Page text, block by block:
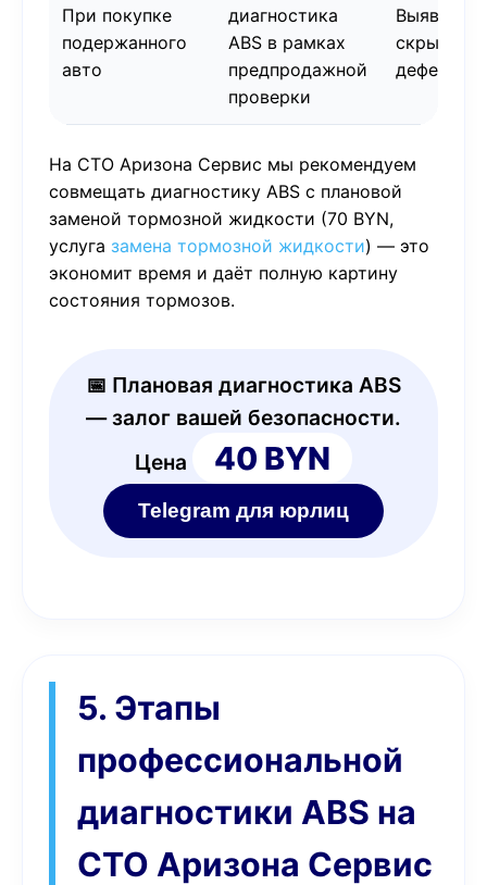
При покупке
подержанного
авто
диагностика
ABS в рамках
предпродажной
проверки
скрытых
дефектов
На СТО Аризона Сервис мы рекомендуем
совмещать диагностику ABS с плановой
заменой тормозной жидкости (70 BYN,
услуга замена тормозной жидкости) — это
экономит время и даёт полную картину
состояния тормозов.
📅 Плановая диагностика ABS
— залог вашей безопасности.
Цена
40 BYN
Telegram для юрлиц
5. Этапы
профессиональной
диагностики ABS на
СТО Аризона Сервис